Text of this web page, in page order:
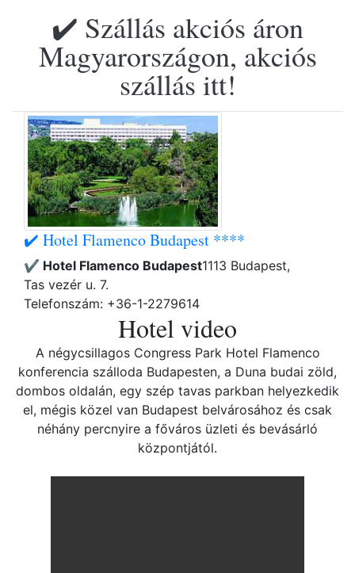
✔️ Szállás akciós áron
Magyarországon, akciós
szállás itt!
✔️ Hotel Flamenco Budapest ****
✔️ Hotel Flamenco Budapest1113 Budapest,
Tas vezér u. 7.
Telefonszám: +36-1-2279614
Hotel video
A négycsillagos Congress Park Hotel Flamenco
konferencia szálloda Budapesten, a Duna budai zöld,
dombos oldalán, egy szép tavas parkban helyezkedik
el, mégis közel van Budapest belvárosához és csak
néhány percnyire a főváros üzleti és bevásárló
központjától.